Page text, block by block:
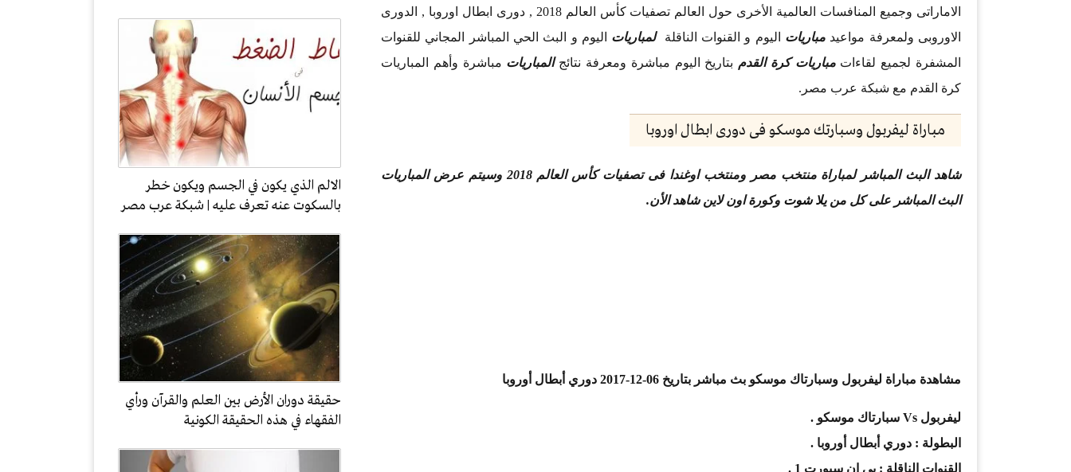
الالم الذي يكون في الجسم ويكون خطر
بالسكوت عنه تعرف عليه | شبكة عرب مصر
حقيقة دوران الأرض بين العلم والقرآن ورأي
الفقهاء في هذه الحقيقة الكونية
الاماراتى وجميع المنافسات العالمية الأخرى حول العالم تصفيات كأس العالم 2018 , دورى ابطال اوروبا , الدورى
الاوروبى ولمعرفة مواعيد مباريات اليوم و القنوات الناقلةلمباريات اليوم و البث الحي المباشر المجاني للقنوات
المشفرة لجميع لقاءاتمباريات كرة القدم بتاريخ اليوم مباشرة ومعرفة نتائجالمباريات مباشرة وأهم المباريات
كرة القدم مع شبكة عرب مصر.
مباراة ليفربول وسبارتك موسكو فى دورى ابطال اوروبا
شاهد البث المباشر لمباراة منتخب مصر ومنتخب اوغندا فى تصفيات كأس العالم 2018 وسيتم عرض المباريات
البث المباشر على كل من يلا شوت وكورة اون لاين شاهد الأن.
مشاهدة مباراة ليفربول وسبارتاك موسكو بث مباشر بتاريخ 06-12-2017 دوري أبطال أوروبا
ليفربول Vs سبارتاك موسكو .
البطولة : دوري أبطال أوروبا .
القنوات الناقلة : بي ان سبورت 1 .